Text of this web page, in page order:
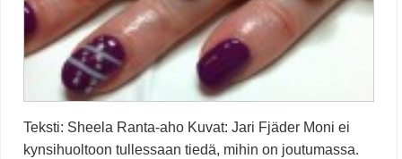
Teksti: Sheela Ranta-aho Kuvat: Jari Fjäder Moni ei
kynsihuoltoon tullessaan tiedä, mihin on joutumassa.